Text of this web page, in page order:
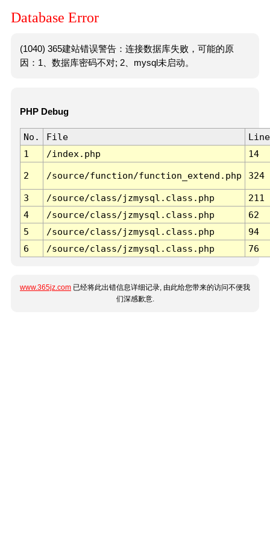
Database Error
(1040) 365建站错误警告：连接数据库失败，可能的原
因：1、数据库密码不对; 2、mysql未启动。
PHP Debug
No. File
Line
1
/index.php 14
2 /source/function/function_extend.php 324
3 /source/class/jzmysql.class.php
211
4
/source/class/jzmysql.class.php
62
5
/source/class/jzmysql.class.php
94
6
/source/class/jzmysql.class.php 76
www.365jz.com 已经将此出错信息详细记录, 由此给您带来的访问不便我
们深感歉意.